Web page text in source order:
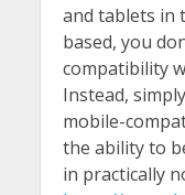
and tablets in
based, you
compatibility
Instead,
mobile-
the ability to
in practically